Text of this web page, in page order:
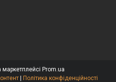
Prom.ua
Політика конфіденційності